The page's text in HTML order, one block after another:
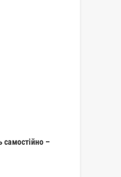
самостійно –